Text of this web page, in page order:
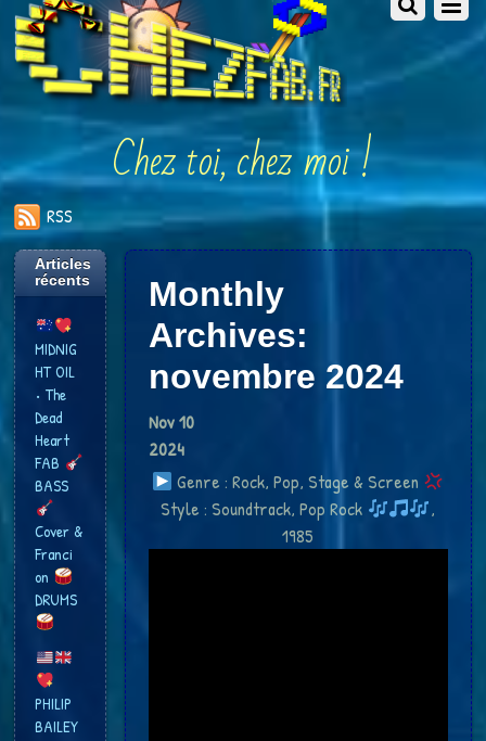
Chez toi, chez moi !
RSS
Monthly
Archives:
novembre 2024
Nov10
2024
Genre : Rock, Pop, Stage & Screen
Style : Soundtrack, Pop Rock
,
1985
Articles
récents
MIDNIG
HT OIL
• The
Dead
Heart
FAB
BASS
Cover &
Franci​
on
DRUMS
PHILIP
BAILEY